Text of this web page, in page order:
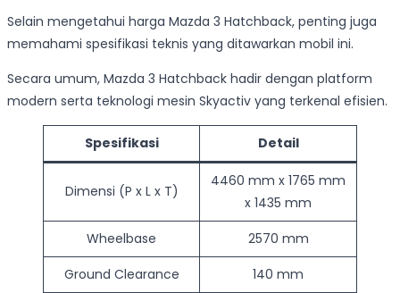
Selain mengetahui harga Mazda 3 Hatchback, penting juga
memahami spesifikasi teknis yang ditawarkan mobil ini.
Secara umum, Mazda 3 Hatchback hadir dengan platform
modern serta teknologi mesin Skyactiv yang terkenal efisien.
Spesifikasi Detail
Dimensi (P x L x T)
4460 mm x 1765 mm
x 1435 mm
Wheelbase
2570 mm
Ground Clearance
140 mm